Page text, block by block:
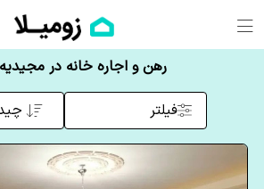
رهن و اجاره خانه در
فیلتر